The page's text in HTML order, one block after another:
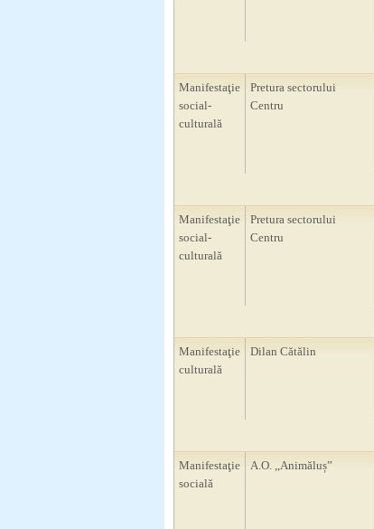
Manifestaţie
social-
culturală
Pretura sectorului
Centru
Manifestaţie
social-
culturală
Pretura sectorului
Centru
Manifestaţie
culturală
Dilan Cătălin
Manifestaţie
socială
A.O. ,,Animăluș”